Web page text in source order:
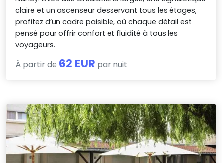
claire et un ascenseur desservant tous les étages,
profitez d’un cadre paisible, où chaque détail est
pensé pour offrir confort et fluidité à tous les
voyageurs.
À partir de 62 EUR par nuit